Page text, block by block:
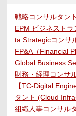
戦略コンサルタン
EPM ビジネスト
ta Strategicコンサ
FP&A（Financial
Global Business
財務・経理コンサ
【TC-Digital
タント (Cloud
組織人事コンサル